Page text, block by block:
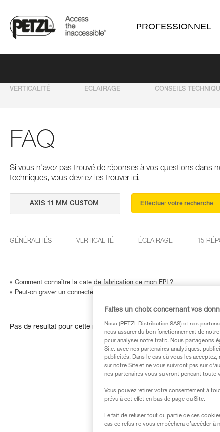
PROFESSIONNEL
VERTICALITÉ ECLAIRAGE CONSEILS
FAQ
Si vous n'avez pas trouvé de réponses à vos questions dans
techniques, vous devriez les trouver ici.
Effectuer votre recherche
GÉNÉRALITÉS VERTICALITÉ ÉCLAIRAGE 15
Comment connaître la date de fabrication de mon EPI ?
Peut-on graver un connecteur… ou comment identifier un produit dont
Pas de résultat pour cette recherche
Faites un choix concernant vos
Nous (PETZL Distribution SAS) et nos
nous assurer du bon fonctionnement de
pour analyser notre trafic. Nous partageons
Site, avec nos partenaires analytiques,
publicités. Dans le cas où vous les
sur notre Site et ne vous suivront pas sur
nos partenaires vous suivront pendant toute
Vous pouvez retirer votre consentement à
prévu à cet effet en bas de page du Site.
Le fait de refuser tout ou partie de ces
cas ce refus ne vous empêchera d’accéder à